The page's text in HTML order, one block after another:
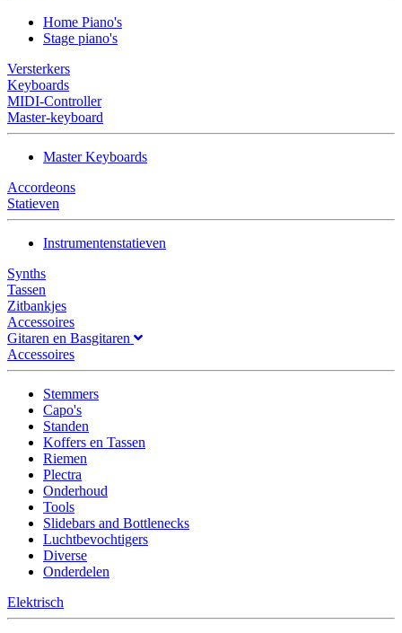
Home Piano's
Stage piano's
Versterkers
Keyboards
MIDI-Controller
Master-keyboard
Master Keyboards
Accordeons
Statieven
Instrumentenstatieven
Synths
Tassen
Zitbankjes
Accessoires
Gitaren en Basgitaren
Accessoires
Stemmers
Capo's
Standen
Koffers en Tassen
Riemen
Plectra
Onderhoud
Tools
Slidebars and Bottlenecks
Luchtbevochtigers
Diverse
Onderdelen
Elektrisch